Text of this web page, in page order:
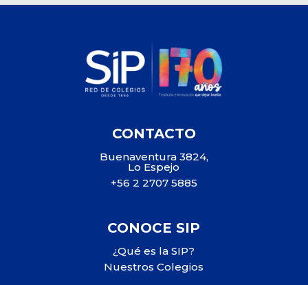
CONTACTO
Buenaventura 3824,
Lo Espejo
+56 2 2707 5885
CONOCE SIP
¿Qué es la SIP?
Nuestros Colegios